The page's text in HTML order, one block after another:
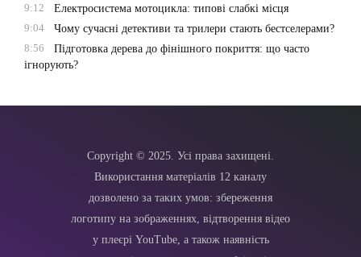
9:12
Електросистема мотоцикла: типові слабкі місця
9:04
Чому сучасні детективи та трилери стають бестселерами?
8:56
Підготовка дерева до фінішного покриття: що часто
ігнорують?
Copyright © 2025. Усі права захищені.
Використання матеріалів 12 каналу
дозволено за таких умов: збереження
логотипу на зображеннях, відтворення відео
у плеєрі YouTube, а також наявність